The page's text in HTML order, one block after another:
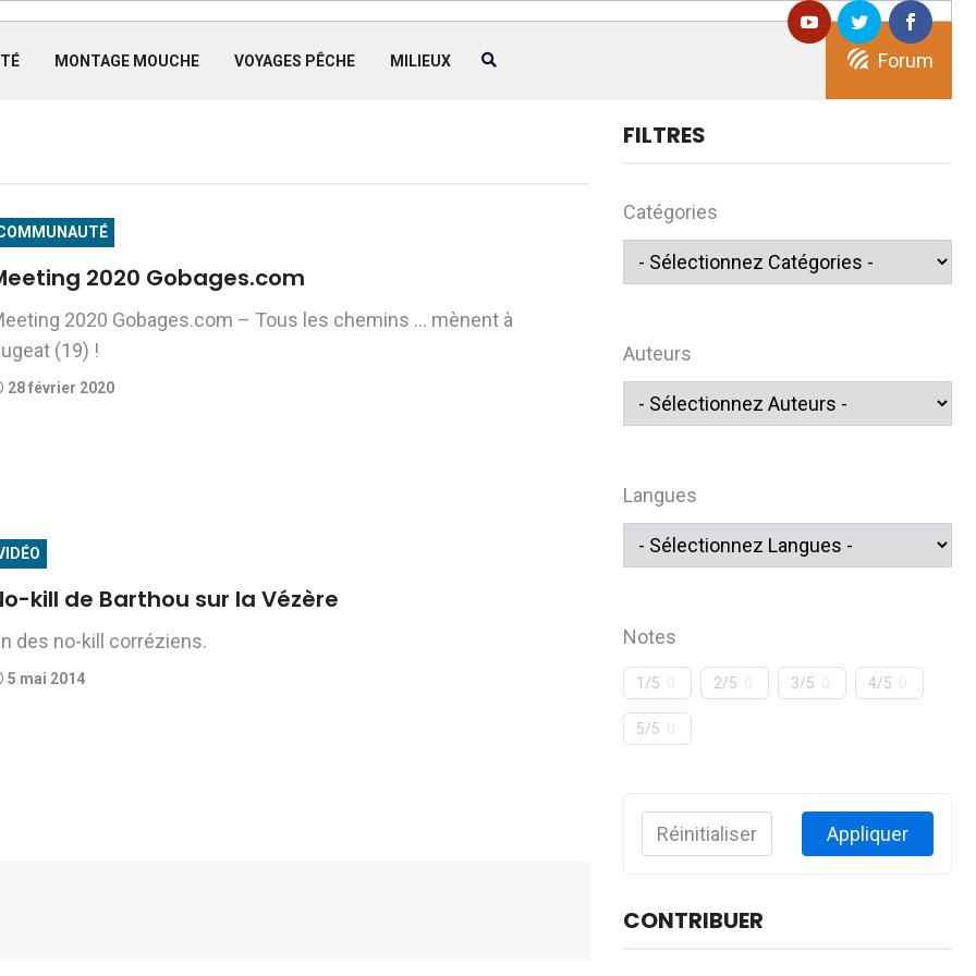
MONTAGE MOUCHE VOYAGES PÊCHE MILIEUX Forum
2020 Gobages.com
2020 Gobages.com – Tous les chemins … mènent à
(19) !
28 février 2020
kill de Barthou sur la Vézère
des no-kill corréziens.
5 mai 2014
FILTRES
Catégories
Auteurs
Langues
Notes
1/5 2/5 3/5 4/5
5/5
Appliquer
Réinitialiser
CONTRIBUER